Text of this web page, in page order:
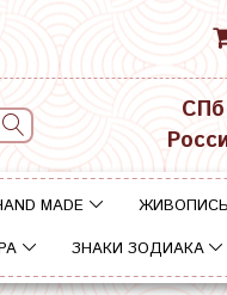
СПб
MADE
ЗНАКИ ЗОДИАКА